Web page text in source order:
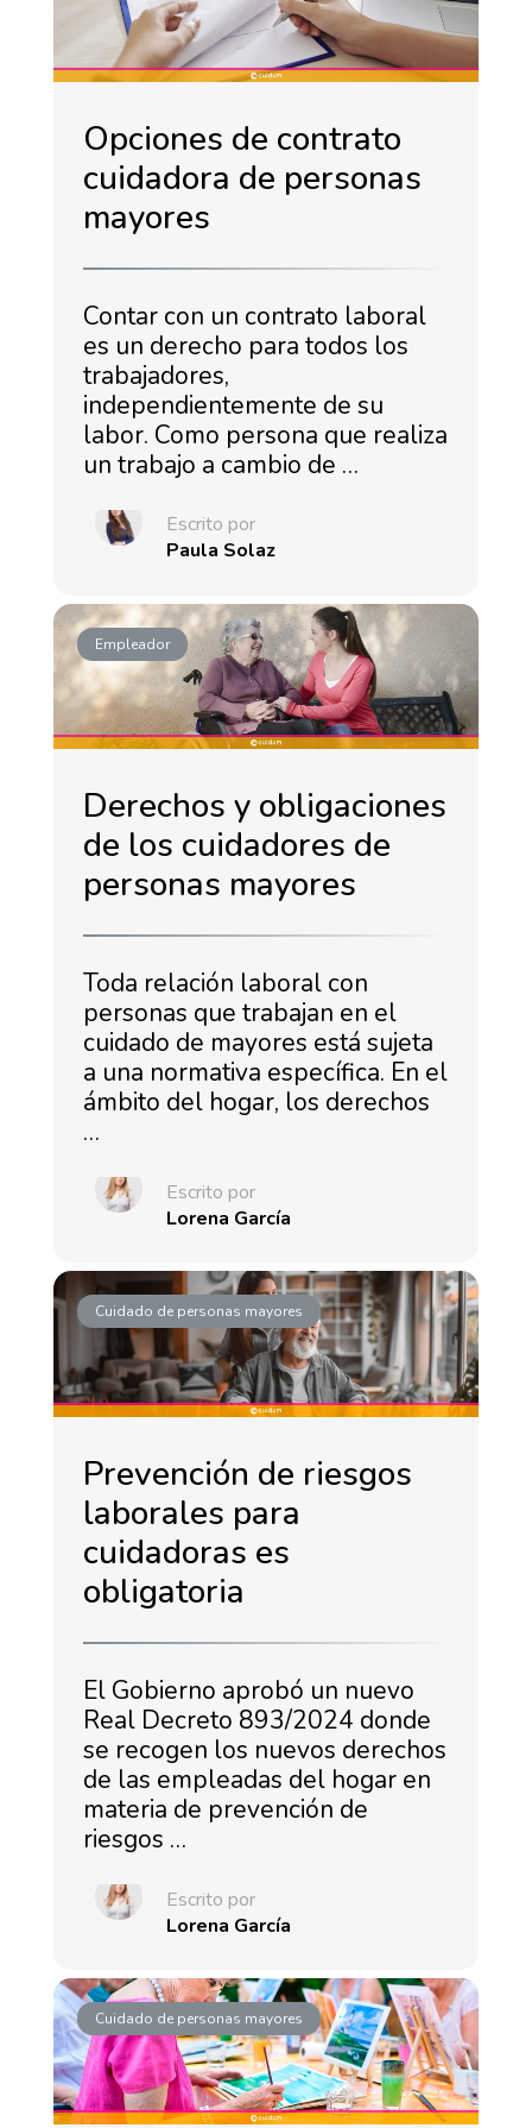
Opciones de contrato
cuidadora de personas
mayores
Contar con un contrato laboral
es un derecho para todos los
trabajadores,
independientemente de su
labor. Como persona que realiza
un trabajo a cambio de …
Escrito por
Paula Solaz
Empleador
Derechos y obligaciones
de los cuidadores de
personas mayores
Toda relación laboral con
personas que trabajan en el
cuidado de mayores está sujeta
a una normativa específica. En el
ámbito del hogar, los derechos
…
Escrito por
Lorena García
Cuidado de personas mayores
Prevención de riesgos
laborales para
cuidadoras es
obligatoria
El Gobierno aprobó un nuevo
Real Decreto 893/2024 donde
se recogen los nuevos derechos
de las empleadas del hogar en
materia de prevención de
riesgos …
Escrito por
Lorena García
Cuidado de personas mayores